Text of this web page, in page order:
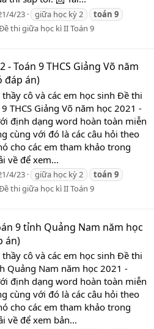
4/23 giữa học kỳ 2 toán 9
thi giữa học kì II Toán 9
Toán 9 THCS Giảng Võ năm
đáp án)
cô và các em học sinh Đề thi
THCS Giảng Võ năm học 2021 -
định dạng word hoàn toàn miễn
cùng với đó là các câu hỏi theo
cho các em tham khảo trong
về để xem...
4/23 giữa học kỳ 2 toán 9
thi giữa học kì II Toán 9
9 tỉnh Quảng Nam năm học
án)
cô và các em học sinh Đề thi
Quảng Nam năm học 2021 -
định dạng word hoàn toàn miễn
cùng với đó là các câu hỏi theo
cho các em tham khảo trong
về để xem bản...